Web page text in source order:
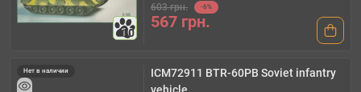
10
603 грн. -6%
567 грн.
Нет в наличии
ICM72911 BTR-60PB Soviet infantry